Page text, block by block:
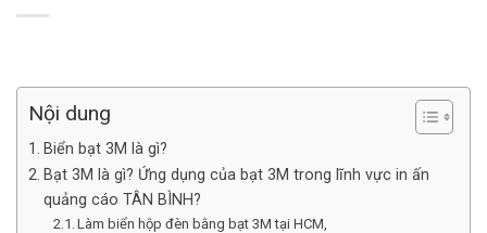
Nội dung
Biển bạt 3M là gì?
Bạt 3M là gì? Ứng dụng của bạt 3M trong lĩnh vực in ấn
quảng cáo TÂN BÌNH?
Làm biển hộp đèn bằng bạt 3M tại HCM,